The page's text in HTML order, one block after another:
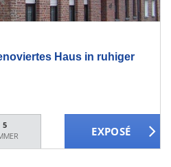
Haus in ruhiger
5